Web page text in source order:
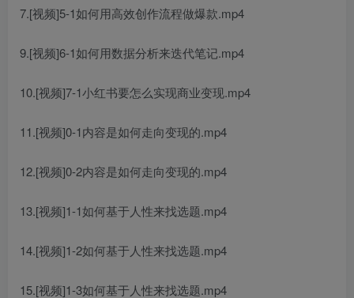
7.[视频]5-1如何用高效创作流程做爆款.mp4
9.[视频]6-1如何用数据分析来迭代笔记.mp4
10.[视频]7-1小红书要怎么实现商业变现.mp4
11.[视频]0-1内容是如何走向变现的.mp4
12.[视频]0-2内容是如何走向变现的.mp4
13.[视频]1-1如何基于人性来找选题.mp4
14.[视频]1-2如何基于人性来找选题.mp4
15.[视频]1-3如何基于人性来找选题.mp4